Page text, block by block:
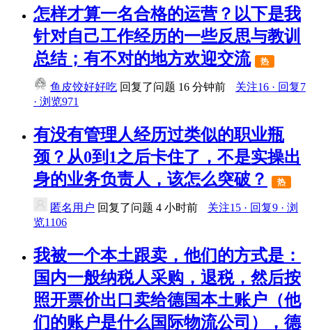
怎样才算一名合格的运营？以下是我
针对自己工作经历的一些反思与教训
总结；有不对的地方欢迎交流
热
鱼皮饺好好吃 回复了问题 16 分钟前
关注16 · 回复7
· 浏览971
有没有管理人经历过类似的职业瓶
颈？从0到1之后卡住了，不是实操出
身的业务负责人，该怎么突破？
热
匿名用户 回复了问题 4 小时前
关注15 · 回复9 · 浏
览1106
我被一个本土跟卖，他们的方式是：
国内一般纳税人采购，退税，然后按
照开票价出口卖给德国本土账户（他
们的账户是什么国际物流公司），德